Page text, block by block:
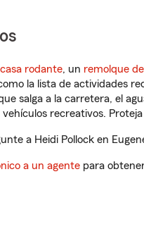
casa rodante, un remolque
la lista de actividades
salga a la carretera, el
recreativos.
a Heidi Pollock en
a un agente para